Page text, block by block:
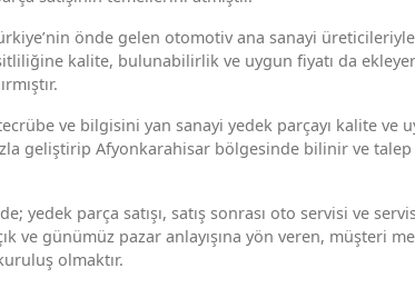
önde gelen otomotiv ana sanayi
kalite, bulunabilirlik ve uygun fiyatı da
ve bilgisini yan sanayi yedek parçayı kalite ve
geliştirip Afyonkarahisar bölgesinde bilinir ve
yedek parça satışı, satış sonrası oto servisi ve
ve günümüz pazar anlayışına yön veren, müşteri
olmaktır.